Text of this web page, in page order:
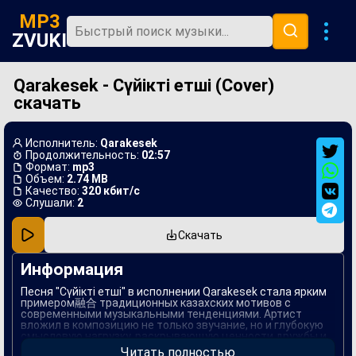
MP3
ZVUKI
Главная
Новинки
Популярная
В машину
Музыка 80х
Ремиксы
Qarakesek - Сүйікті етші (Cover)
скачать
Исполнитель: Qarakesek
Продолжительность: 02:57
Формат: mp3
Объем: 2.74 MB
Качество: 320 кбит/с
Слушали: 2
Скачать
Информация
Песня "Сүйікті етші" в исполнении Qarakesek стала ярким
примером融合 традиционных казахских мотивов с
современными музыкальными тенденциями. Артист
вложил в композицию не только звучание, но и глубокую
смысловую нагрузку, раскрывающую ценности дружбы и
взаимопонимания. Музыка создаёт атмосферу уюта и
Читать полностью